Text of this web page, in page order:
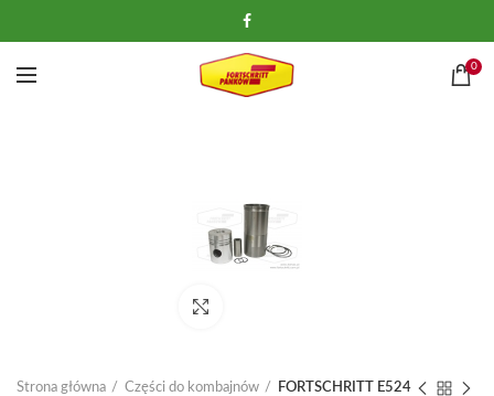
0
Strona główna Części do kombajnów FORTSCHRITT E524